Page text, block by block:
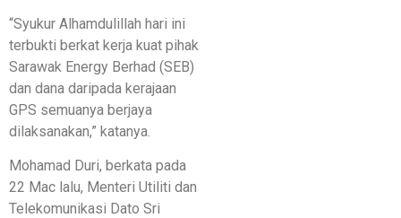
“Syukur Alhamdulillah hari ini
terbukti berkat kerja kuat pihak
Sarawak Energy Berhad (SEB)
dan dana daripada kerajaan
GPS semuanya berjaya
dilaksanakan,” katanya.
Mohamad Duri, berkata pada
22 Mac lalu, Menteri Utiliti dan
Telekomunikasi Dato Sri